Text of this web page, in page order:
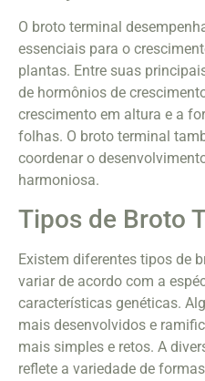
O broto terminal
essenciais para o
plantas. Entre suas
de hormônios de
crescimento em altura e a
folhas. O broto terminal
coordenar o
harmoniosa.
Tipos de Broto
Existem diferentes tipos de
variar de acordo com a
características genéticas.
mais desenvolvidos e
mais simples e retos. A
reflete a variedade de